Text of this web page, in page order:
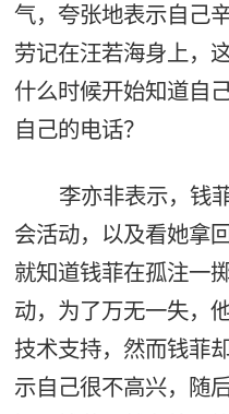
气，夸张地表示自己
劳记在汪若海身上，
什么时候开始知道自
自己的电话？
李亦非表示，钱
会活动，以及看她拿
就知道钱菲在孤注一
动，为了万无一失，
技术支持，然而钱菲
示自己很不高兴，随